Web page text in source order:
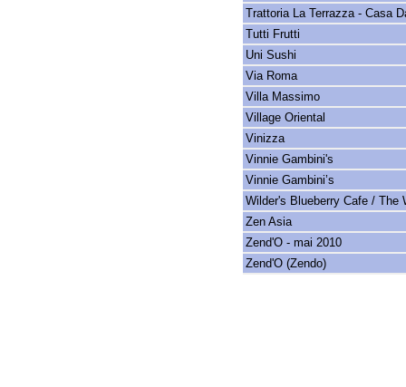
Trattoria La Terrazza - Casa
Tutti Frutti
Uni Sushi
Via Roma
Villa Massimo
Village Oriental
Vinizza
Vinnie Gambini's
Vinnie Gambini’s
Wilder's Blueberry Cafe / The
Zen Asia
Zend'O - mai 2010
Zend'O (Zendo)